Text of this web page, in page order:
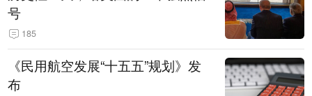
号
185
《民用航空发展“十五五”规划》发
布